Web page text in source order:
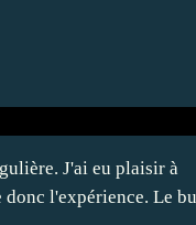
J'ai eu plaisir à
l'expérience. Le